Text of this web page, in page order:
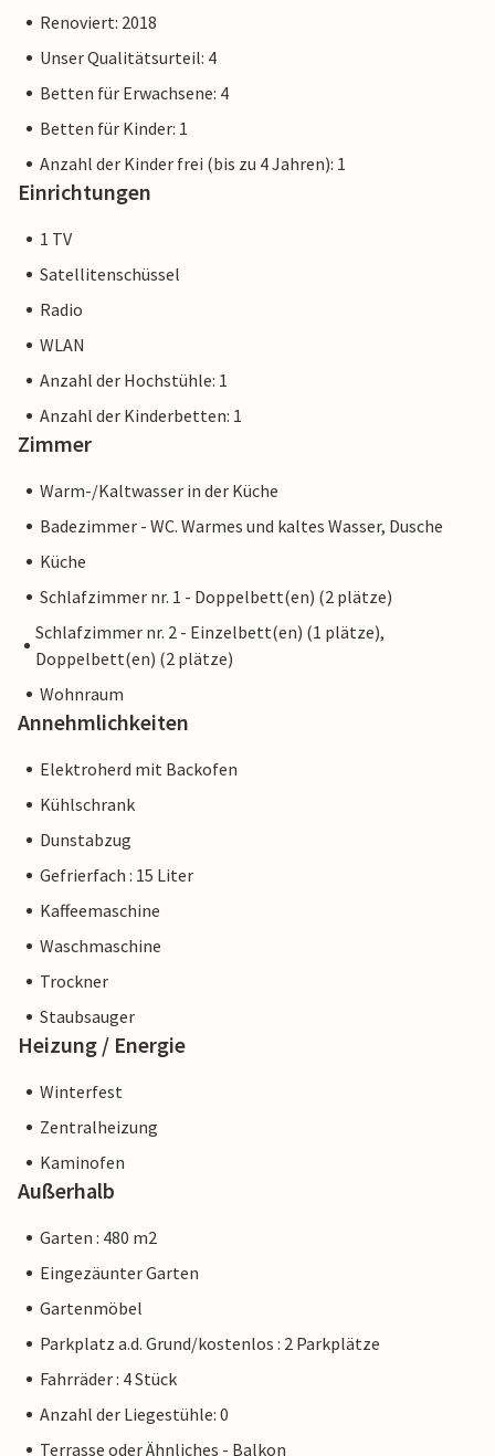
Renoviert: 2018
Unser Qualitätsurteil: 4
Betten für Erwachsene: 4
Betten für Kinder: 1
Anzahl der Kinder frei (bis zu 4 Jahren): 1
Einrichtungen
1 TV
Satellitenschüssel
Radio
WLAN
Anzahl der Hochstühle: 1
Anzahl der Kinderbetten: 1
Zimmer
Warm-/Kaltwasser in der Küche
Badezimmer - WC. Warmes und kaltes Wasser, Dusche
Küche
Schlafzimmer nr. 1 - Doppelbett(en) (2 plätze)
Schlafzimmer nr. 2 - Einzelbett(en) (1 plätze),
Doppelbett(en) (2 plätze)
Wohnraum
Annehmlichkeiten
Elektroherd mit Backofen
Kühlschrank
Dunstabzug
Gefrierfach : 15 Liter
Kaffeemaschine
Waschmaschine
Trockner
Staubsauger
Heizung / Energie
Winterfest
Zentralheizung
Kaminofen
Außerhalb
Garten : 480 m2
Eingezäunter Garten
Gartenmöbel
Parkplatz a.d. Grund/kostenlos : 2 Parkplätze
Fahrräder : 4 Stück
Anzahl der Liegestühle: 0
Terrasse oder Ähnliches - Balkon